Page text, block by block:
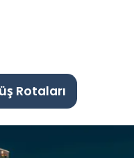
Rotaları